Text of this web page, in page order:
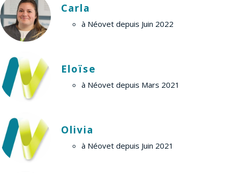
Carla
à Néovet depuis Juin 2022
Eloïse
à Néovet depuis Mars 2021
Olivia
à Néovet depuis Juin 2021